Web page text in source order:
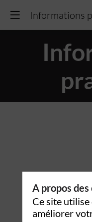
Informations
A propos
Ce site utilise
améliorer